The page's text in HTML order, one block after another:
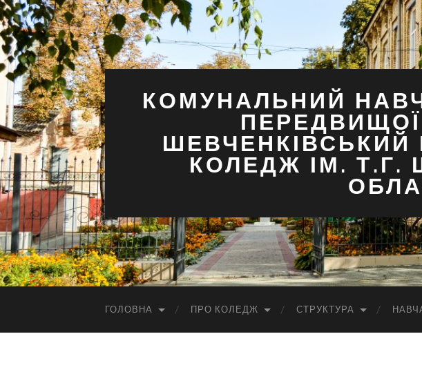
КОМУНАЛЬНИЙ
ШЕВЧЕНКІВСЬКИЙ
КОЛЕДЖ ІМ. Т.Г.
ГОЛОВНА ПРО КОЛЕДЖ СТРУКТУРА